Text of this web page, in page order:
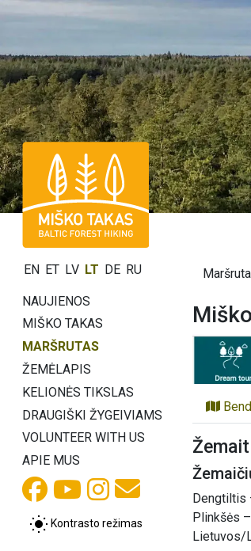
EN ET LV LT DE RU
NAUJIENOS
MIŠKO TAKAS
MARŠRUTAS
ŽEMĖLAPIS
KELIONĖS TIKSLAS
DRAUGIŠKI ŽYGEIVIAMS
VOLUNTEER WITH US
APIE MUS
Kontrasto režimas
Dengtiltis
Plinkšės
Lietuvos/